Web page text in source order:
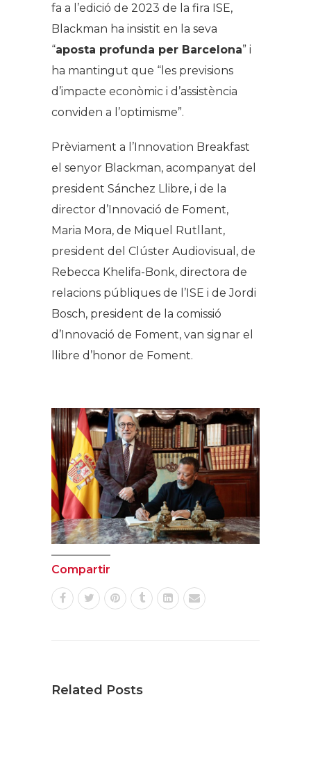
fa a l’edició de 2023 de la fira ISE,
Blackman ha insistit en la seva
“aposta profunda per Barcelona” i
ha mantingut que “les previsions
d’impacte econòmic i d’assistència
conviden a l’optimisme”.
Prèviament a l’Innovation Breakfast
el senyor Blackman, acompanyat del
president Sánchez Llibre, i de la
director d’Innovació de Foment,
Maria Mora, de Miquel Rutllant,
president del Clúster Audiovisual, de
Rebecca Khelifa-Bonk, directora de
relacions públiques de l’ISE i de Jordi
Bosch, president de la comissió
d’Innovació de Foment, van signar el
llibre d’honor de Foment.